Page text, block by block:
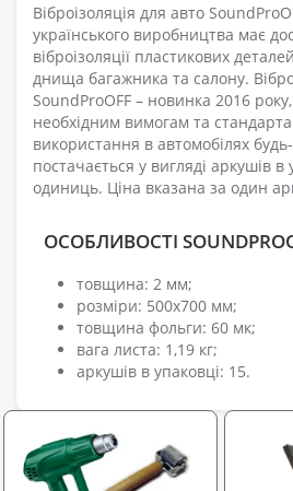
Віброізоляція для авто
українського виробництва має
віброізоляції пластикових
днища багажника та салону.
SoundProOFF – новинка 2016 року,
необхідним вимогам та
використання в автомобілях
постачається у вигляді аркушів в
одиниць. Ціна вказана за один
ОСОБЛИВОСТІ
товщина: 2 мм;
розміри: 500х700 мм;
товщина фольги: 60 мк;
вага листа: 1,19 кг;
аркушів в упаковці: 15.